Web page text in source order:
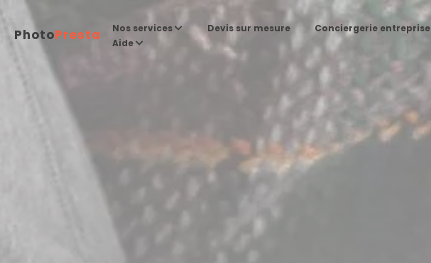
PhotoPresta Nos services Devis sur mesure Conciergerie entreprise
Aide